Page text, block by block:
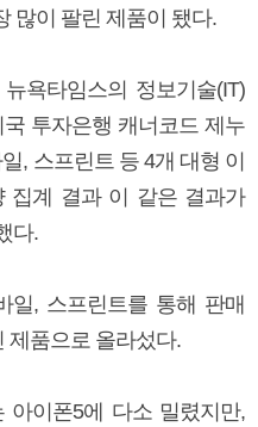
많이 팔린 제품이 됐다.
욕타임스의 정보기술(IT)
투자은행 캐너코드 제누
, 스프린트 등 4개 대형 이
집계 결과 이 같은 결과가
다.
일, 스프린트를 통해 판매
제품으로 올라섰다.
아이폰5에 다소 밀렸지만,